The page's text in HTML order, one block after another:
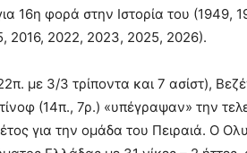
16η φορά στην Ιστορία του (1949,
2016, 2022, 2023, 2025, 2026).
με 3/3 τρίποντα και 7 ασίστ),
(14π., 7ρ.) «υπέγραψαν» την
για την ομάδα του Πειραιά. Ο